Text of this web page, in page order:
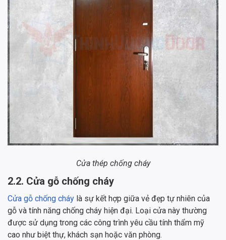
Cửa thép chống cháy
2.2. Cửa gỗ chống cháy
Cửa gỗ chống cháy là sự kết hợp giữa vẻ đẹp tự nhiên của
gỗ và tính năng chống cháy hiện đại. Loại cửa này thường
được sử dụng trong các công trình yêu cầu tính thẩm mỹ
cao như biệt thự, khách sạn hoặc văn phòng.